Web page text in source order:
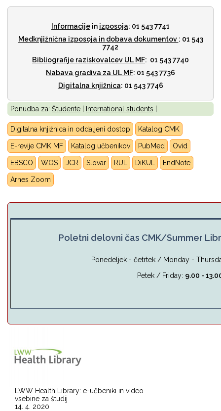
Informacije in izposoja: 01 543 7741
Medknjižnična izposoja in dobava dokumentov : 01 543
7742
Bibliografije raziskovalcev UL MF: 01 543 7740
Nabava gradiva za UL MF: 01 543 7736
Digitalna knjižnica: 01 543 7746
Ponudba za: Študente International students
Digitalna knjižnica in oddaljeni dostop Katalog CMK
E-revije CMK MF Katalog učbenikov PubMed Ovid
EBSCO WOS JCR Slovar RUL DiKUL EndNote
Arnes Zoom
Poletni delovni čas CMK/Summer
Ponedeljek - četrtek / Monday -
Petek / Friday: 9.00 -
LWW Health Library: e-učbeniki in video
vsebine za študij
14. 4. 2020